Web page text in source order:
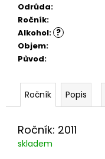
Odrůda:
Ročník:
?
Alkohol:
Objem:
Původ:
Popis
Ročník: 2011
skladem
MONTEPULCIANO
´ABRUZZO
RIPAROSSO
DOC.